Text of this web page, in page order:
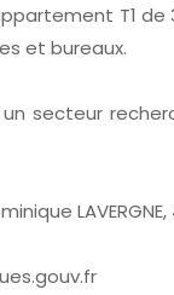
T1 de
et bureaux.
secteur
LAVERGNE,